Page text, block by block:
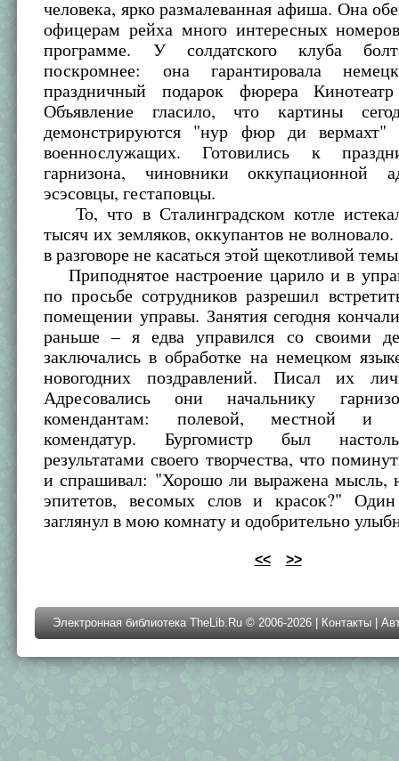
человека, ярко размалеванная афиша. Она
офицерам рейха много интересных
программе. У солдатского клуба
поскромнее: она гарантировала
праздничный подарок фюрера
Объявление гласило, что картины
демонстрируются "нур фюр ди вермахт"
военнослужащих. Готовились к
гарнизона, чиновники оккупационной
эсэсовцы, гестаповцы.
То, что в Сталинградском котле
тысяч их земляков, оккупантов не
в разговоре не касаться этой щекотливой
Приподнятое настроение царило и в
по просьбе сотрудников разрешил
помещении управы. Занятия сегодня
раньше – я едва управился со своими
заключались в обработке на немецком
новогодних поздравлений. Писал их
Адресовались они начальнику
комендантам: полевой, местной и
комендатур. Бургомистр был
результатами своего творчества, что
и спрашивал: "Хорошо ли выражена мысль,
эпитетов, весомых слов и красок?"
заглянул в мою комнату и одобрительно
<< >>
Электронная библиотека TheLib.Ru © 2006-2026 | Контакты |